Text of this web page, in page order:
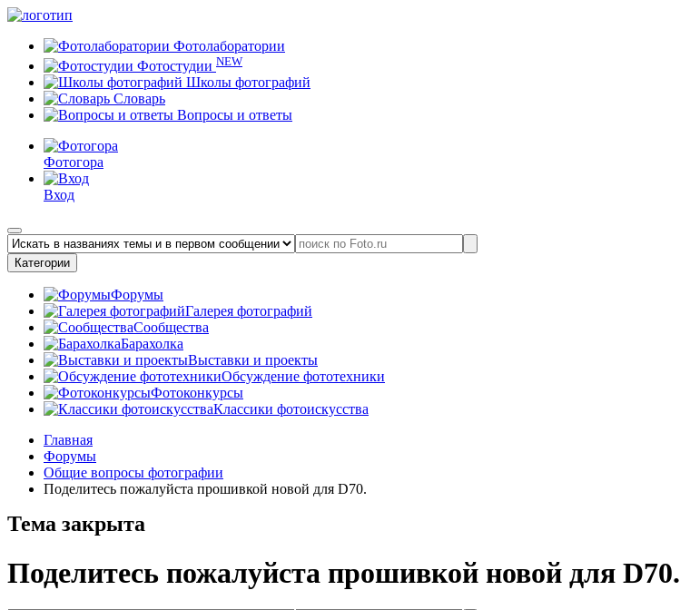
Фотолаборатории
Фотостудии NEW
Школы фотографий
Словарь
Вопросы и ответы
Фотогора
Вход
Категории
Форумы
Галерея фотографий
Сообщества
Барахолка
Выставки и проекты
Обсуждение фототехники
Фотоконкурсы
Классики фотоискусства
Главная
Форумы
Общие вопросы фотографии
Поделитесь пожалуйста прошивкой новой для D70.
Тема закрыта
Поделитесь пожалуйста прошивкой новой для D70.